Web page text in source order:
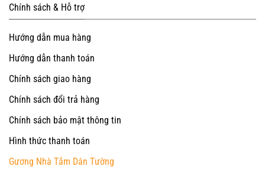
Chính sách & Hỗ trợ
Hướng dẫn mua hàng
Hướng dẫn thanh toán
Chính sách giao hàng
Chính sách đổi trả hàng
Chính sách bảo mật thông tin
Hình thức thanh toán
Gương Nhà Tắm Dán Tường